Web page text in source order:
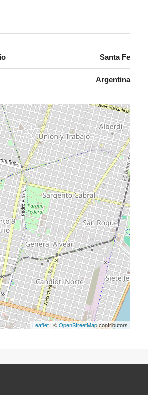
Santa Fe
Argentina
Leaflet | ©OpenStreetMapcontributors